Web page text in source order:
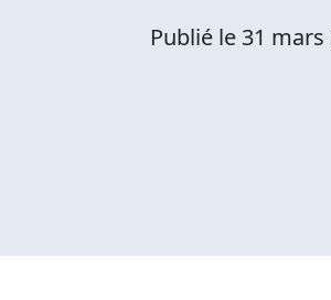
Publié le 31 mars